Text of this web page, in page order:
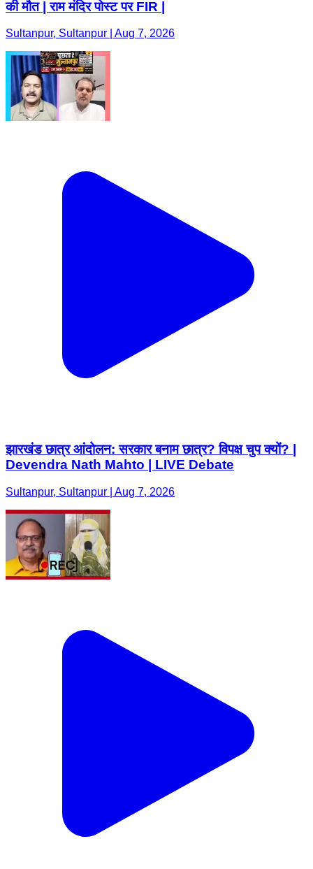
की मौत | राम मंदिर पोस्ट पर FIR |
Sultanpur, Sultanpur | Aug 7, 2026
झारखंड छात्र आंदोलन: सरकार बनाम छात्र? विपक्ष चुप क्यों? |
Devendra Nath Mahto | LIVE Debate
Sultanpur, Sultanpur | Aug 7, 2026